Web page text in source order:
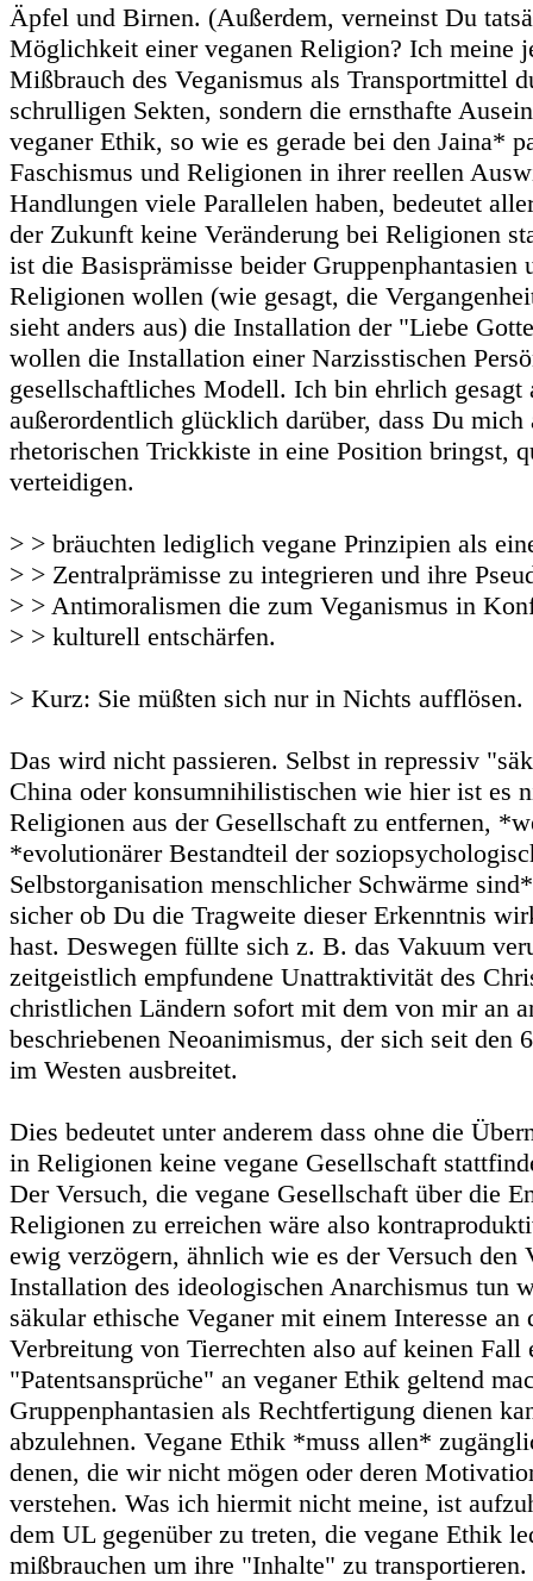
Äpfel und Birnen. (Außerdem, verneinst Du
Möglichkeit einer veganen Religion? Ich meine
Mißbrauch des Veganismus als Transportmittel
schrulligen Sekten, sondern die ernsthafte
veganer Ethik, so wie es gerade bei den Jaina*
Faschismus und Religionen in ihrer reellen
Handlungen viele Parallelen haben, bedeutet
der Zukunft keine Veränderung bei Religionen
ist die Basisprämisse beider Gruppenphantasien
Religionen wollen (wie gesagt, die
sieht anders aus) die Installation der "Liebe
wollen die Installation einer Narzisstischen
gesellschaftliches Modell. Ich bin ehrlich gesagt
außerordentlich glücklich darüber, dass Du
rhetorischen Trickkiste in eine Position bringst,
verteidigen.
> > bräuchten lediglich vegane Prinzipien als
> > Zentralprämisse zu integrieren und ihre
> > Antimoralismen die zum Veganismus in
> > kulturell entschärfen.
> Kurz: Sie müßten sich nur in Nichts aufflösen.
Das wird nicht passieren. Selbst in repressiv
China oder konsumnihilistischen wie hier ist es
Religionen aus der Gesellschaft zu entfernen,
*evolutionärer Bestandteil der
Selbstorganisation menschlicher Schwärme
sicher ob Du die Tragweite dieser Erkenntnis
hast. Deswegen füllte sich z. B. das Vakuum
zeitgeistlich empfundene Unattraktivität des
christlichen Ländern sofort mit dem von mir an
beschriebenen Neoanimismus, der sich seit den
im Westen ausbreitet.
Dies bedeutet unter anderem dass ohne die
in Religionen keine vegane Gesellschaft
Der Versuch, die vegane Gesellschaft über die
Religionen zu erreichen wäre also
ewig verzögern, ähnlich wie es der Versuch den
Installation des ideologischen Anarchismus tun
säkular ethische Veganer mit einem Interesse an
Verbreitung von Tierrechten also auf keinen Fall
"Patentsansprüche" an veganer Ethik geltend
Gruppenphantasien als Rechtfertigung dienen
abzulehnen. Vegane Ethik *muss allen*
denen, die wir nicht mögen oder deren
verstehen. Was ich hiermit nicht meine, ist
dem UL gegenüber zu treten, die vegane Ethik
mißbrauchen um ihre "Inhalte" zu transportieren.